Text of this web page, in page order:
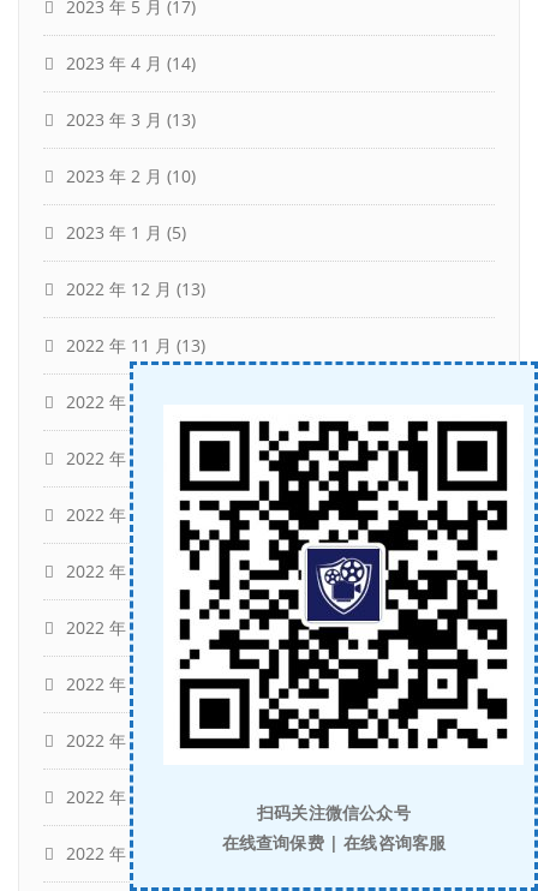
2023 年 5 月 (17)
2023 年 4 月 (14)
2023 年 3 月 (13)
2023 年 2 月 (10)
2023 年 1 月 (5)
2022 年 12 月 (13)
2022 年 11 月 (13)
2022 年 10 月
2022 年 9 月
2022 年 8 月 (12)
2022 年 7 月 (12)
2022 年 6 月 (13)
2022 年 5 月 (11)
2022 年 4 月 (15)
2022 年 3 月
2022 年 2 月
扫码关注微信公众号
在线查询保费 | 在线咨询客服